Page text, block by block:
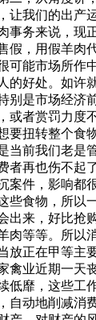
让我们的出产
事务来说，现
假，用假羊肉
可能市场所作
的好处。如许
别是市场经济
或者赏罚力度
要扭转整个食
当前我们老是
者再也伤不起
案件，影响都
些食物，所以
出来，好比抢
肉等等。所以
放正在甲等主
禽业近期一天
低靡，这些工
自动地削减消